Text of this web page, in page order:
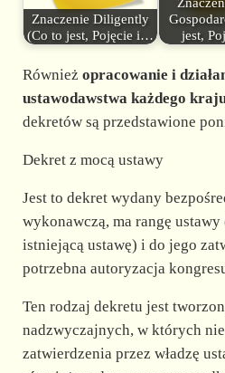
Znaczenie Diligently
(Co to jest, Pojęcie i…
jest,
Również opracowanie i
ustawodawstwa każdego
dekretów są przedstawione
Dekret z mocą ustawy
Jest to dekret wydany
wykonawczą, ma rangę
istniejącą ustawę) i do jego
potrzebna autoryzacja
Ten rodzaj dekretu jest
nadzwyczajnych, w których
zatwierdzenia przez władzę